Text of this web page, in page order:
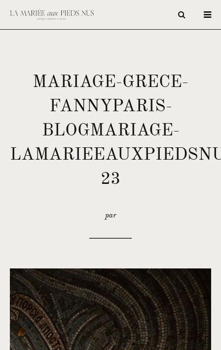
MARIAGE-GRECE-
FANNYPARIS-
BLOGMARIAGE-
23
par